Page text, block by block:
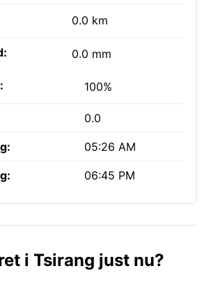
0.0 km
0.0 mm
100%
0.0
05:26 AM
06:45 PM
i Tsirang just nu?